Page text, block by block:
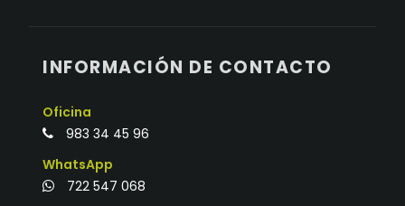
INFORMACIÓN DE CONTACTO
Oficina
983 34 45 96
WhatsApp
722 547 068